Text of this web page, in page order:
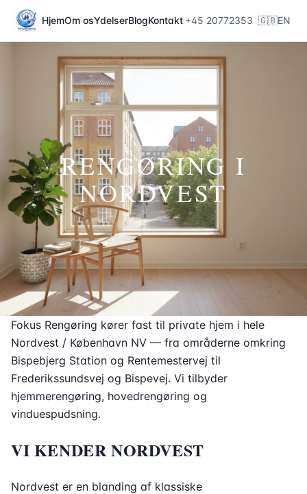
HjemOm osYdelserBlogKontakt +45 20772353 🇬🇧EN
RENGØRING I
NORDVEST
Fokus Rengøring kører fast til private hjem i hele
Nordvest / København NV — fra områderne omkring
Bispebjerg Station og Rentemestervej til
Frederikssundsvej og Bispevej. Vi tilbyder
hjemmerengøring, hovedrengøring og
vinduespudsning.
VI KENDER NORDVEST
Nordvest er en blanding af klassiske